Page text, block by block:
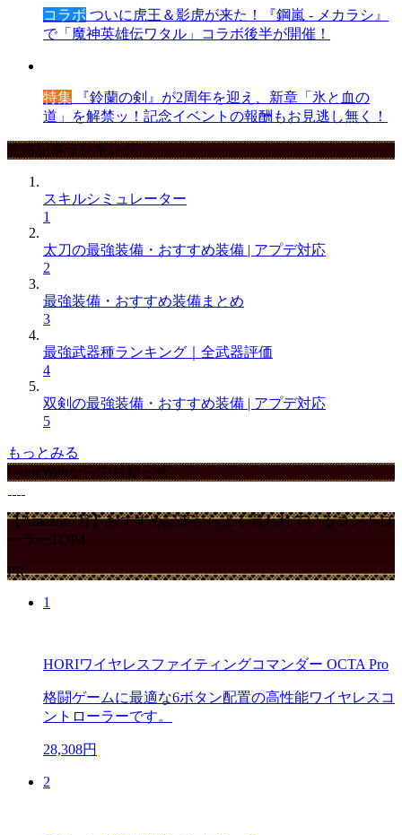
コラボ ついに虎王＆影虎が来た！『鋼嵐 - メカラシ』
で「魔神英雄伝ワタル」コラボ後半が開催！
特集 『鈴蘭の剣』が2周年を迎え、新章「氷と血の
道」を解禁ッ！記念イベントの報酬もお見逃し無く！
攻略記事ランキング
スキルシミュレーター
1
太刀の最強装備・おすすめ装備 | アプデ対応
2
最強装備・おすすめ装備まとめ
3
最強武器種ランキング｜全武器評価
4
双剣の最強装備・おすすめ装備 | アプデ対応
5
もっとみる
GameWithからのお知らせ
【Amazon7月】おすすめ記事からよく買われているコントロ
ーラーTOP4
PR
1
HORIワイヤレスファイティングコマンダー OCTA Pro
格闘ゲームに最適な6ボタン配置の高性能ワイヤレスコ
ントローラーです。
28,308円
2